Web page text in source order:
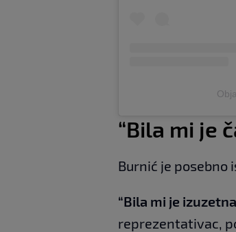
“Bila mi je
Burnić je posebno
“Bila mi je
reprezentativac,